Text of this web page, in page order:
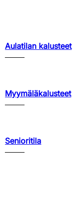
Aulatilan kalusteet
Myymäläkalusteet
Senioritila